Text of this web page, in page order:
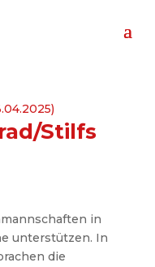
Stilfs
in
unterstützen. In
die